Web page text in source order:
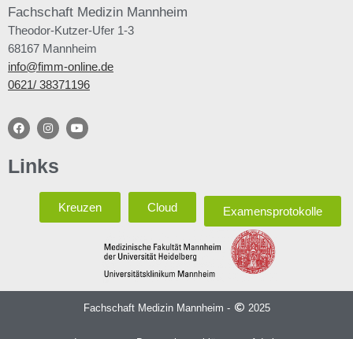
Fachschaft Medizin Mannheim
Theodor-Kutzer-Ufer 1-3
68167 Mannheim
info@fimm-online.de
0621/ 38371196
Links
Kreuzen Cloud Examensprotokolle
Fachschaft Medizin Mannheim - 2025